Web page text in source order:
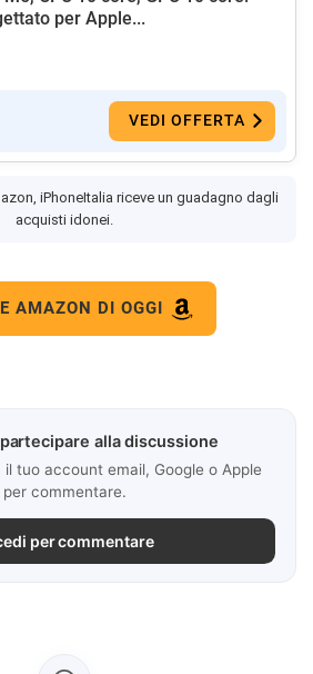
per Apple...
VEDI OFFERTA
iPhoneItalia riceve un guadagno dagli
acquisti idonei.
AMAZON DI OGGI
alla discussione
tuo account email, Google o Apple
per commentare.
per commentare